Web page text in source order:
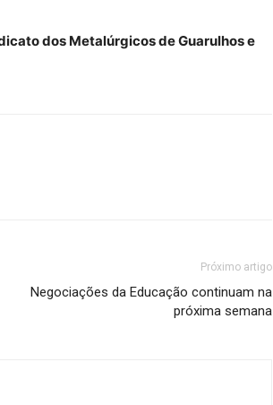
dos Metalúrgicos de Guarulhos e
Próximo artigo
Negociações da Educação continuam na
próxima semana